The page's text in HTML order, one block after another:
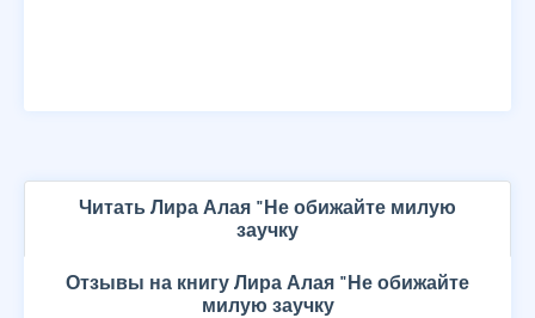
Читать Лира Алая "Не обижайте милую
заучку
Отзывы на книгу Лира Алая "Не обижайте
милую заучку